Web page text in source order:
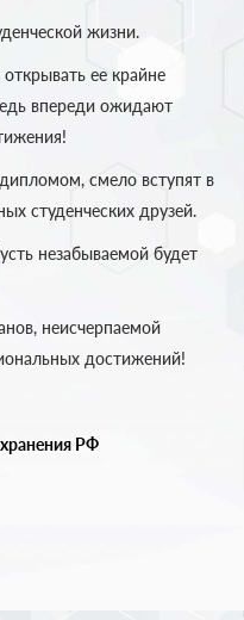
жизни.
ее крайне
впереди ожидают
смело вступят в
студенческих друзей.
незабываемой будет
неисчерпаемой
достижений!
РФ